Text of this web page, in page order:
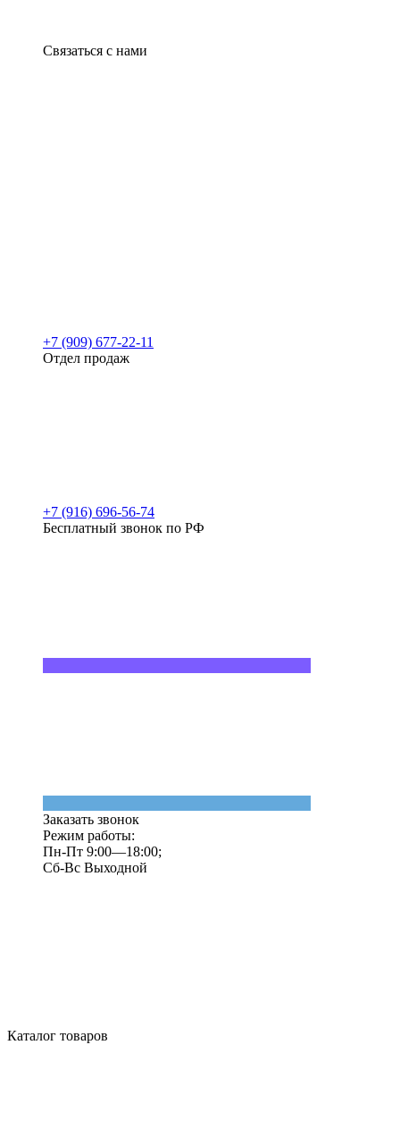
Связаться с нами
+7 (909) 677-22-11
Отдел продаж
+7 (916) 696-56-74
Бесплатный звонок по РФ
Заказать звонок
Режим работы:
Пн-Пт 9:00—18:00;
Сб-Вс Выходной
Каталог товаров